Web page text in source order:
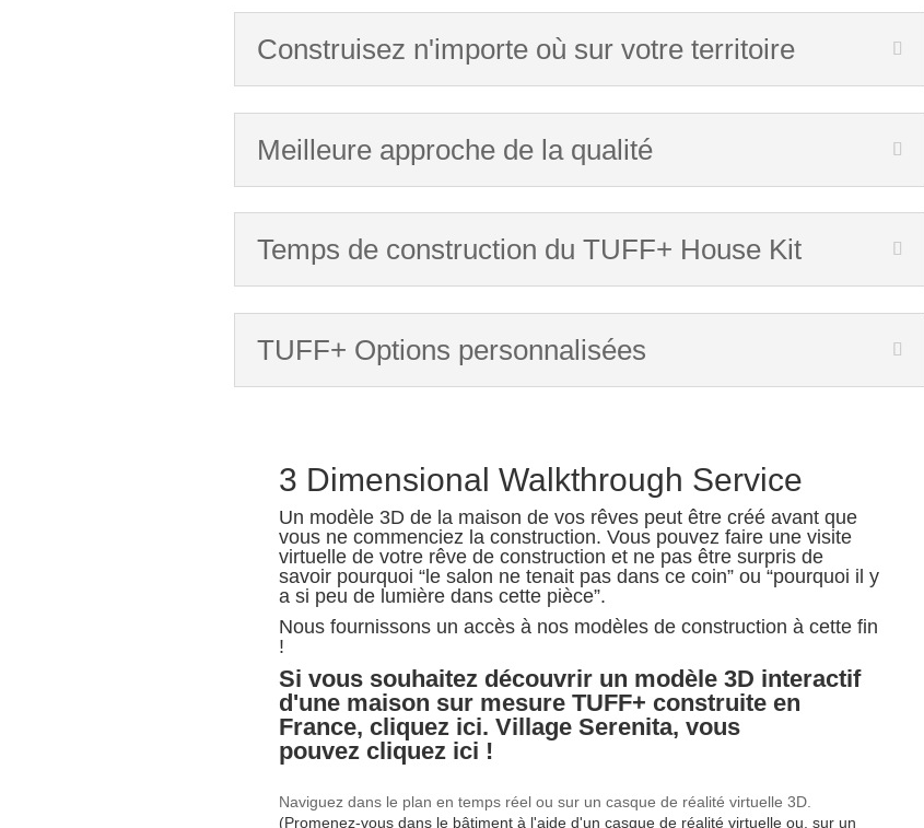
Construisez n'importe où sur votre territoire
Meilleure approche de la qualité
Temps de construction du TUFF+ House Kit
TUFF+ Options personnalisées
3 Dimensional Walkthrough Service
Un modèle 3D de la maison de vos rêves peut être créé avant que
vous ne commenciez la construction. Vous pouvez faire une visite
virtuelle de votre rêve de construction et ne pas être surpris de
savoir pourquoi “le salon ne tenait pas dans ce coin” ou “pourquoi il y
a si peu de lumière dans cette pièce”.
Nous fournissons un accès à nos modèles de construction à cette fin
!
Si vous souhaitez découvrir un modèle 3D interactif
d'une maison sur mesure TUFF+ construite en
France, cliquez ici. Village Serenita, vous
pouvez cliquez ici !
Naviguez dans le plan en temps réel ou sur un casque de réalité virtuelle 3D.
(Promenez-vous dans le bâtiment à l'aide d'un casque de réalité virtuelle ou, sur un